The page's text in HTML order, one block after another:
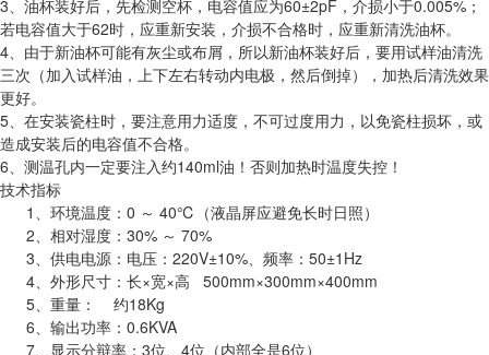
3、油杯装好后，先检测空杯，电容值应为60±2pF，介损小于0.005%；
若电容值大于62时，应重新安装，介损不合格时，应重新清洗油杯。
4、由于新油杯可能有灰尘或布屑，所以新油杯装好后，要用试样油清洗
三次（加入试样油，上下左右转动内电极，然后倒掉），加热后清洗效果
更好。
5、在安装瓷柱时，要注意用力适度，不可过度用力，以免瓷柱损坏，或
造成安装后的电容值不合格。
6、测温孔内一定要注入约140ml油！否则加热时温度失控！
技术指标
1、环境温度：0 ～ 40℃（液晶屏应避免长时日照）
2、相对湿度：30% ～ 70%
3、供电电源：电压：220V±10%、频率：50±1Hz
4、外形尺寸：长×宽×高 500mm×300mm×400mm
5、重量： 约18Kg
6、输出功率：0.6KVA
7、显示分辩率：3位、4位（内部全是6位）